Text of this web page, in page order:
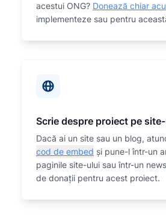
acestui ONG? Donează chiar
implementeze sau pentru
Scrie despre proiect pe
Dacă ai un site sau un blog,
cod de embed și pune-l într-un
paginile site-ului sau într-un
de donații pentru acest proiect.